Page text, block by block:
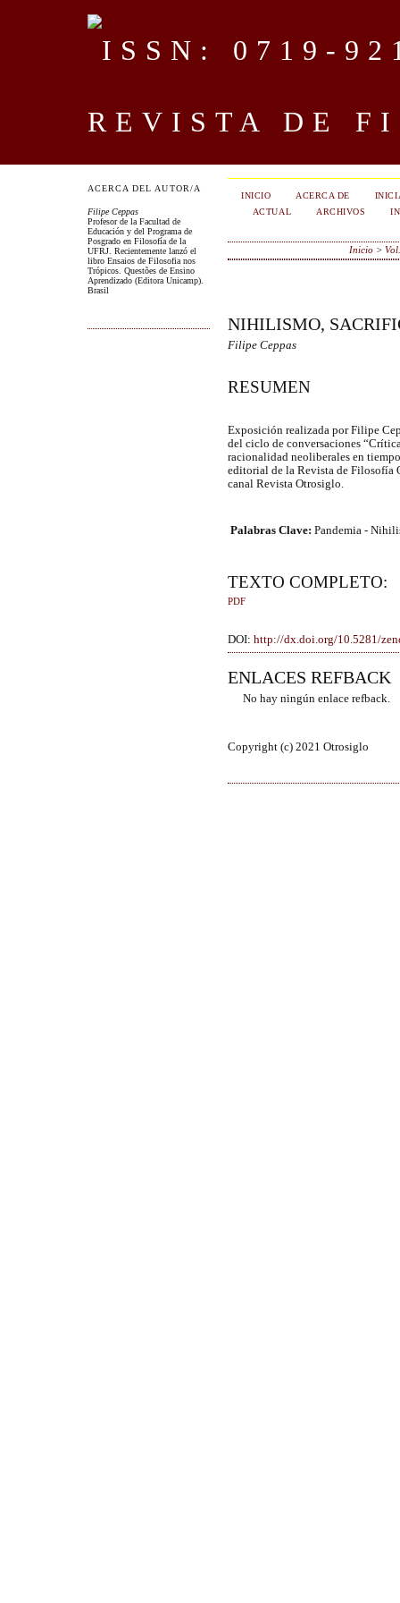
REVISTA DE
ACERCA DEL AUTOR/A
Filipe Ceppas
Profesor de la Facultad de
Educación y del Programa de
Posgrado en Filosofía de la
UFRJ. Recientemente lanzó el
libro Ensaios de Filosofia nos
Trópicos. Questões de Ensino
Aprendizado (Editora Unicamp).
Brasil
INICIO ACERCA DE
ACTUAL
ARCHIVOS
Inicio >
NIHILISMO,
Filipe Ceppas
RESUMEN
Exposición realizada por Filipe
del ciclo de conversaciones
racionalidad neoliberales en
editorial de la Revista de Filosofía
canal Revista Otrosiglo.
Palabras Clave: Pandemia -
TEXTO COMPLETO:
PDF
DOI: http://dx.doi.org/10.5281/
ENLACES REFBACK
No hay ningún enlace refback.
Copyright (c) 2021 Otrosiglo